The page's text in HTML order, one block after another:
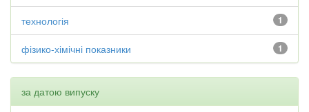
1
технологія
1
фізико-хімічні показники
за датою випуску